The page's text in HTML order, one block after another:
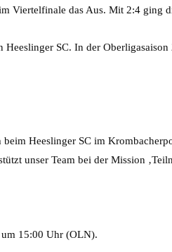
Viertelfinale das Aus. Mit 2:4 ging
SC. In der
Heeslinger SC im
unser Team bei der Mission
um 15:00 Uhr (OLN).